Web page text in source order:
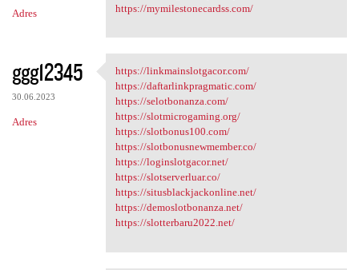
Adres
https://mymilestonecardss.com/
ggg12345
30.06.2023
Adres
https://linkmainslotgacor.com
https://linkmainslotgacor.com/
https://daftarlinkpragmatic.com/
https://selotbonanza.com/
https://slotmicrogaming.org/
https://slotbonus100.com/
https://slotbonusnewmember.co/
https://loginslotgacor.net/
https://slotserverluar.co/
https://situsblackjackonline.net/
https://demoslotbonanza.net/
https://slotterbaru2022.net/